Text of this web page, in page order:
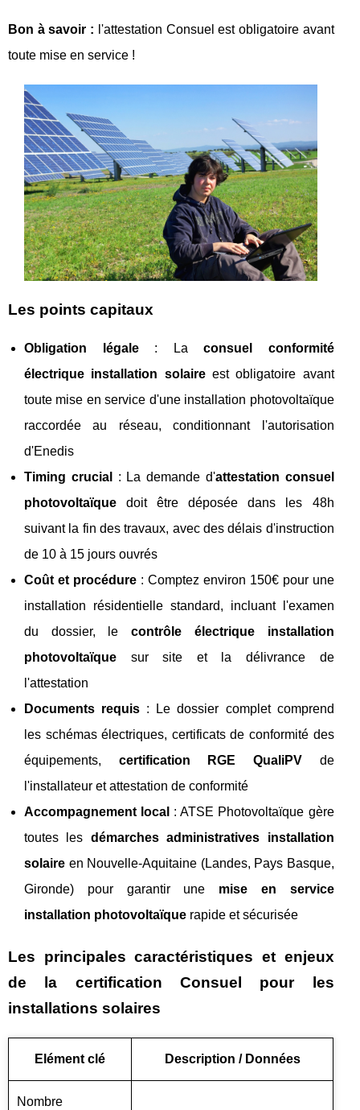
Bon à savoir : l'attestation Consuel est obligatoire avant
toute mise en service !
Les points capitaux
Obligation légale: Laconsuel conformité
électrique installation solaireest obligatoire avant
toute mise en service d'une installation photovoltaïque
raccordée au réseau, conditionnant l'autorisation
d'Enedis
Timing crucial
: La demande d'attestation consuel
photovoltaïque doit être déposée dans les 48h
suivant la fin des travaux, avec des délais d'instruction
de 10 à 15 jours ouvrés
Coût et procédure: Comptez environ 150€ pour une
installation résidentielle standard, incluant l'examen
du dossier, lecontrôle électrique installation
photovoltaïque sur site et la délivrance de
l'attestation
Documents requis : Le dossier complet comprend
les schémas électriques, certificats de conformité des
équipements, certification RGE QualiPVde
l'installateur et attestation de conformité
Accompagnement local : ATSE Photovoltaïque gère
toutes les démarches administratives installation
solaire en Nouvelle-Aquitaine (Landes, Pays Basque,
Gironde) pour garantir une mise en service
installation photovoltaïque rapide et sécurisée
Les principales caractéristiques et enjeux
de la certification Consuel pour les
installations solaires
Elément clé Description / Données
Nombre